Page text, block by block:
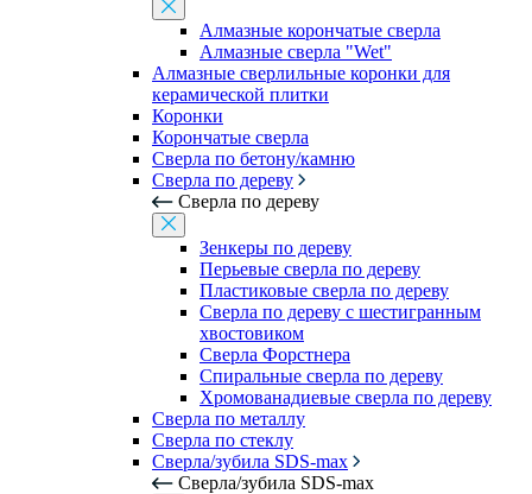
Алмазные корончатые сверла
Алмазные сверла "Wet"
Алмазные сверлильные коронки для
керамической плитки
Коронки
Корончатые сверла
Сверла по бетону/камню
Сверла по дереву
Сверла по дереву
Зенкеры по дереву
Перьевые сверла по дереву
Пластиковые сверла по дереву
Сверла по дереву с шестигранным
хвостовиком
Сверла Форстнера
Спиральные сверла по дереву
Хромованадиевые сверла по дереву
Сверла по металлу
Сверла по стеклу
Сверла/зубила SDS-max
Сверла/зубила SDS-max